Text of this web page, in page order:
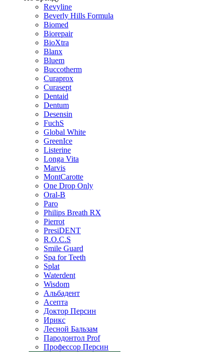
Revyline
Beverly Hills Formula
Biomed
Biorepair
BioXtra
Blanx
Bluem
Buccotherm
Curaprox
Curasept
Dentaid
Dentum
Desensin
FuchS
Global White
GreenIce
Listerine
Longa Vita
Marvis
MontCarotte
One Drop Only
Oral-B
Paro
Philips Breath RX
Pierrot
PresiDENT
R.O.C.S
Smile Guard
Spa for Teeth
Splat
Waterdent
Wisdom
Альбадент
Асепта
Доктор Персин
Ирикс
Лесной Бальзам
Пародонтол Prof
Профессор Персин